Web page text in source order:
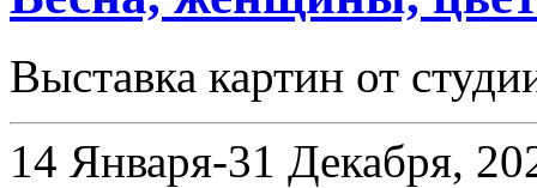
Выставка картин от
14 Января-31 Декабря,